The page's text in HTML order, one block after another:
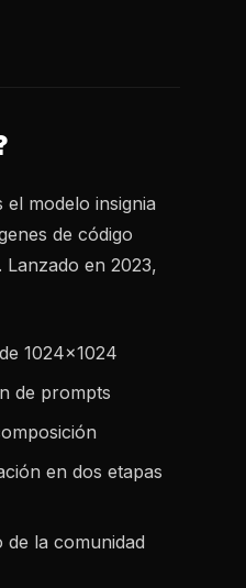
el modelo insignia
de código
en 2023,
1024x1024
de prompts
en dos etapas
de la comunidad